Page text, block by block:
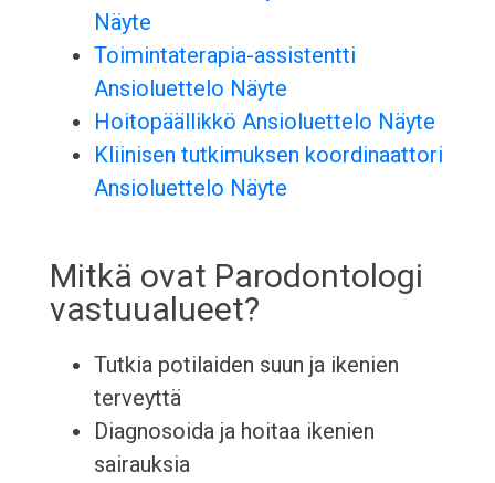
Näyte
Toimintaterapia-assistentti
Ansioluettelo Näyte
Hoitopäällikkö Ansioluettelo Näyte
Kliinisen tutkimuksen koordinaattori
Ansioluettelo Näyte
Mitkä ovat Parodontologi
vastuualueet?
Tutkia potilaiden suun ja ikenien
terveyttä
Diagnosoida ja hoitaa ikenien
sairauksia